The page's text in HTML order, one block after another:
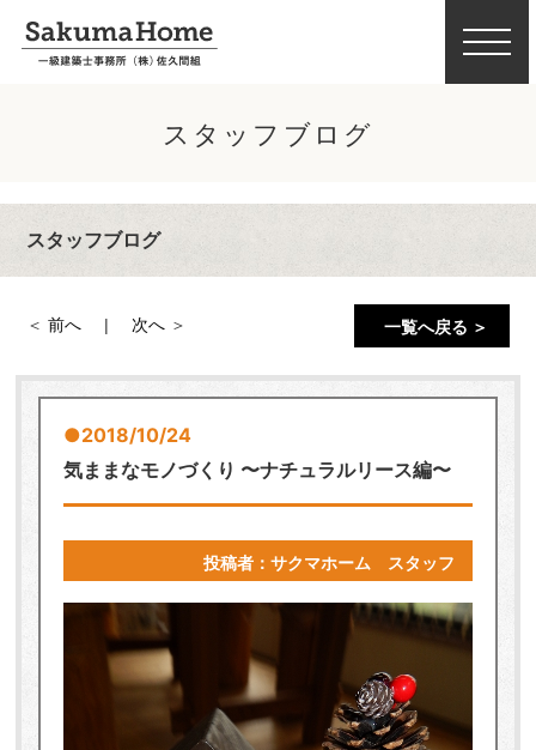
スタッフブログ
スタッフブログ
前へ 次へ 一覧へ戻る ＞
2018/10/24
気ままなモノづくり 〜ナチュラルリース編〜
投稿者：サクマホーム スタッフ